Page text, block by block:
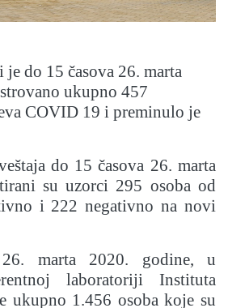
do 15 časova 26. marta
ukupno 457
COVID 19 i preminulo je
do 15 časova 26. marta
su uzorci 295 osoba od
i 222 negativno na novi
marta 2020. godine, u
laboratoriji Instituta
ukupno 1.456 osoba koje su